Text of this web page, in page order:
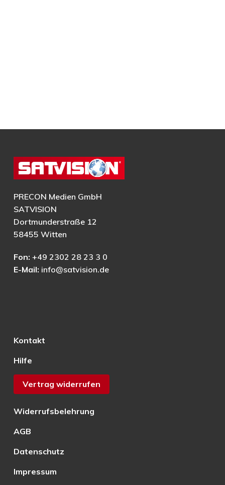
PRECON Medien GmbH
SATVISION
Dortmunderstraße 12
58455 Witten
Fon: +49 2302 28 23 3 0
E-Mail: info@satvision.de
Kontakt
Hilfe
Vertrag widerrufen
Widerrufsbelehrung
AGB
Datenschutz
Impressum